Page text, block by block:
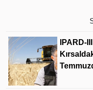
IPARD-